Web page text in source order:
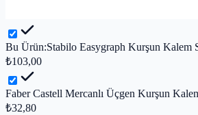
Bu Ürün:Stabilo Easygraph Kurşun Kalem
₺103,00
Faber Castell Mercanlı Üçgen Kurşun
₺32,80